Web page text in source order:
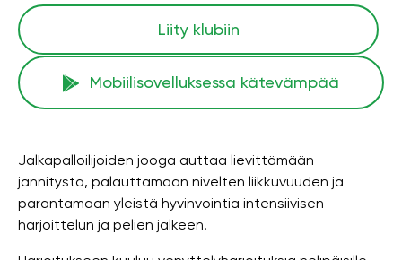
Liity klubiin
Mobiilisovelluksessa kätevämpää
Jalkapalloilijoiden jooga auttaa lievittämään
jännitystä, palauttamaan nivelten liikkuvuuden ja
parantamaan yleistä hyvinvointia intensiivisen
harjoittelun ja pelien jälkeen.